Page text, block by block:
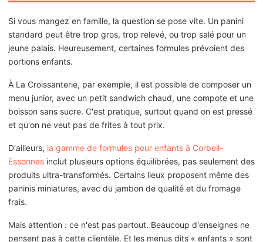
Si vous mangez en famille, la question se pose vite. Un panini
standard peut être trop gros, trop relevé, ou trop salé pour un
jeune palais. Heureusement, certaines formules prévoient des
portions enfants.
À La Croissanterie, par exemple, il est possible de composer un
menu junior, avec un petit sandwich chaud, une compote et une
boisson sans sucre. C'est pratique, surtout quand on est pressé
et qu'on ne veut pas de frites à tout prix.
D'ailleurs, la gamme de formules pour enfants à Corbeil-
Essonnes inclut plusieurs options équilibrées, pas seulement des
produits ultra-transformés. Certains lieux proposent même des
paninis miniatures, avec du jambon de qualité et du fromage
frais.
Mais attention : ce n'est pas partout. Beaucoup d'enseignes ne
pensent pas à cette clientèle. Et les menus dits « enfants » sont